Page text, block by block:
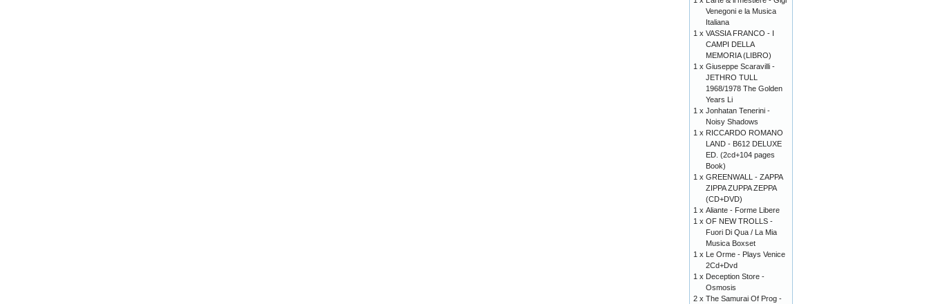
Venegoni e la Musica
Italiana
1 x VASSIA FRANCO - I
CAMPI DELLA
MEMORIA (LIBRO)
1 x Giuseppe Scaravilli -
JETHRO TULL
1968/1978 The Golden
Years Li
1 x Jonhatan Tenerini -
Noisy Shadows
1 x RICCARDO ROMANO
LAND - B612 DELUXE
ED. (2cd+104 pages
Book)
1 x GREENWALL - ZAPPA
ZIPPA ZUPPA ZEPPA
(CD+DVD)
1 x Aliante - Forme Libere
1 x OF NEW TROLLS -
Fuori Di Qua / La Mia
Musica Boxset
1 x Le Orme - Plays Venice
2Cd+Dvd
1 x Deception Store -
Osmosis
2 x The Samurai Of Prog -